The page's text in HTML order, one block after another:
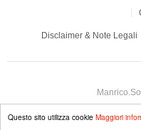
Questo sito utilizza cookie Maggiori
Disclaimer & Note Legali